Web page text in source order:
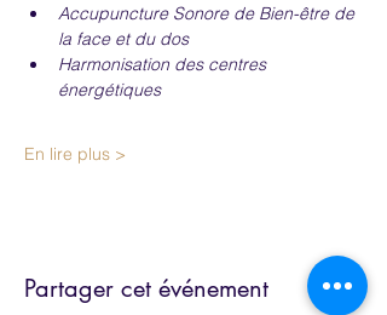
Accupuncture Sonore de Bien-être de
la face et du dos
Harmonisation des centres
énergétiques
En lire plus >
Partager cet événement